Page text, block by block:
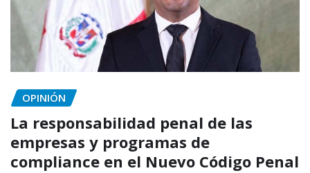
OPINIÓN
La responsabilidad penal de las
empresas y programas de
compliance en el Nuevo Código Penal